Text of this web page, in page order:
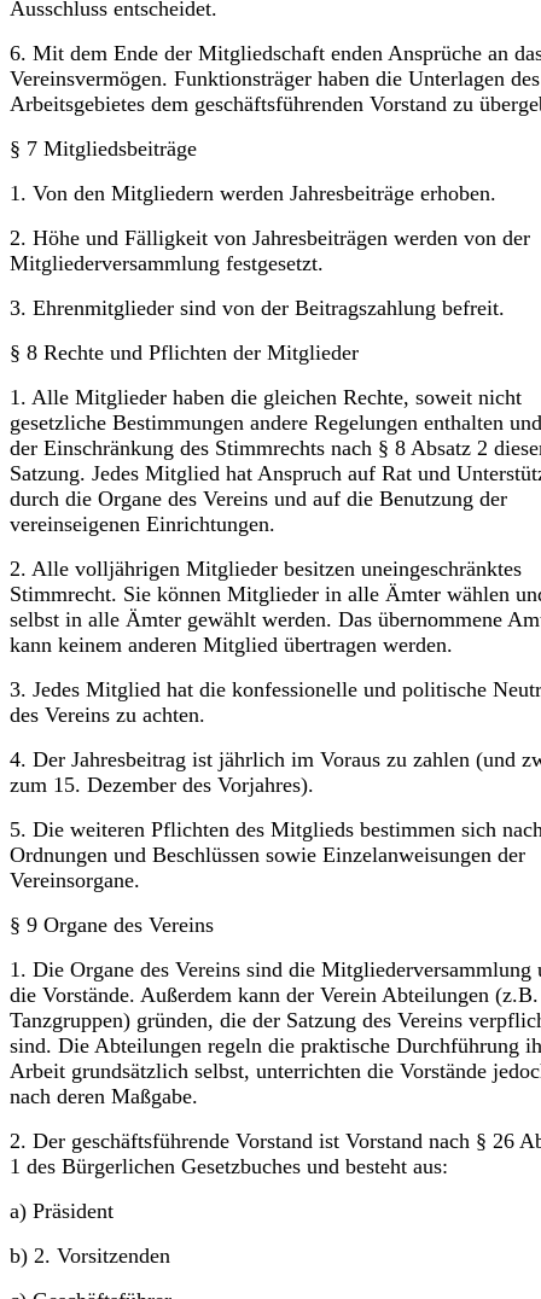
Ausschluss entscheidet.
6. Mit dem Ende der Mitgliedschaft enden Ansprüche an
Vereinsvermögen. Funktionsträger haben die Unterlagen des
Arbeitsgebietes dem geschäftsführenden Vorstand zu
§ 7 Mitgliedsbeiträge
1. Von den Mitgliedern werden Jahresbeiträge erhoben.
2. Höhe und Fälligkeit von Jahresbeiträgen werden von der
Mitgliederversammlung festgesetzt.
3. Ehrenmitglieder sind von der Beitragszahlung befreit.
§ 8 Rechte und Pflichten der Mitglieder
1. Alle Mitglieder haben die gleichen Rechte, soweit nicht
gesetzliche Bestimmungen andere Regelungen enthalten
der Einschränkung des Stimmrechts nach § 8 Absatz 2
Satzung. Jedes Mitglied hat Anspruch auf Rat und
durch die Organe des Vereins und auf die Benutzung der
vereinseigenen Einrichtungen.
2. Alle volljährigen Mitglieder besitzen uneingeschränktes
Stimmrecht. Sie können Mitglieder in alle Ämter wählen
selbst in alle Ämter gewählt werden. Das übernommene
kann keinem anderen Mitglied übertragen werden.
3. Jedes Mitglied hat die konfessionelle und politische
des Vereins zu achten.
4. Der Jahresbeitrag ist jährlich im Voraus zu zahlen (und
zum 15. Dezember des Vorjahres).
5. Die weiteren Pflichten des Mitglieds bestimmen sich
Ordnungen und Beschlüssen sowie Einzelanweisungen der
Vereinsorgane.
§ 9 Organe des Vereins
1. Die Organe des Vereins sind die Mitgliederversammlung
die Vorstände. Außerdem kann der Verein Abteilungen (z.B.
Tanzgruppen) gründen, die der Satzung des Vereins
sind. Die Abteilungen regeln die praktische Durch­führung
Arbeit grundsätzlich selbst, unterrichten die Vorstände
nach deren Maßgabe.
2. Der geschäftsführende Vorstand ist Vorstand nach § 26
1 des Bürgerlichen Gesetzbuches und besteht aus:
a) Präsident
b) 2. Vorsitzenden